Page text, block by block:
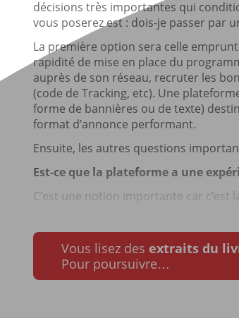
décisions très importantes qui
vous poserez est : dois-je passer par
La première option sera celle
rapidité de mise en place du
auprès de son réseau, recruter les
(code de Tracking, etc). Une
forme de bannières ou de texte)
format d’annonce performant.
Ensuite, les autres questions
Est-ce que la plateforme a une
C’est une notion importante car c’est
Vous lisez des extraits du
Pour poursuivre…